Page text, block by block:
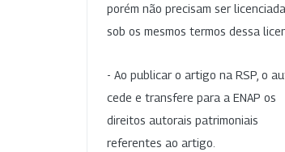
porém não precisam ser
sob os mesmos termos dessa
- Ao publicar o artigo na RSP, o
cede e transfere para a ENAP os
direitos autorais patrimoniais
referentes ao artigo.